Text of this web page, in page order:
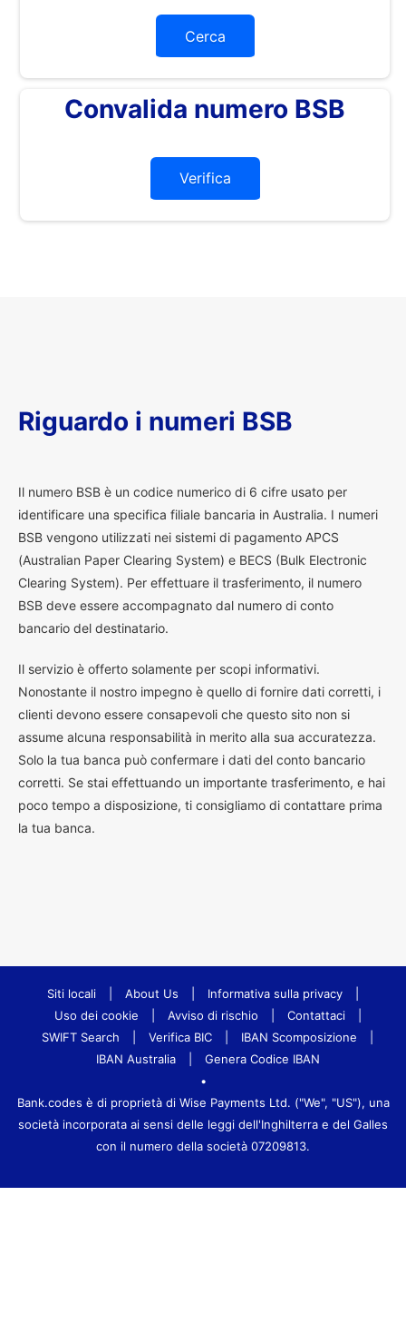
Cerca
Convalida numero BSB
Verifica
Riguardo i numeri BSB
Il numero BSB è un codice numerico di 6 cifre usato per
identificare una specifica filiale bancaria in Australia. I numeri
BSB vengono utilizzati nei sistemi di pagamento APCS
(Australian Paper Clearing System) e BECS (Bulk Electronic
Clearing System). Per effettuare il trasferimento, il numero
BSB deve essere accompagnato dal numero di conto
bancario del destinatario.
Il servizio è offerto solamente per scopi informativi.
Nonostante il nostro impegno è quello di fornire dati corretti, i
clienti devono essere consapevoli che questo sito non si
assume alcuna responsabilità in merito alla sua accuratezza.
Solo la tua banca può confermare i dati del conto bancario
corretti. Se stai effettuando un importante trasferimento, e hai
poco tempo a disposizione, ti consigliamo di contattare prima
la tua banca.
Siti locali About Us Informativa sulla privacy
Uso dei cookie
Avviso di rischio Contattaci
SWIFT Search
Verifica BIC IBAN Scomposizione
IBAN Australia
Genera Codice IBAN
•
Bank.codes è di proprietà di Wise Payments Ltd. ("We", "US"), una
società incorporata ai sensi delle leggi dell'Inghilterra e del Galles
con il numero della società 07209813.